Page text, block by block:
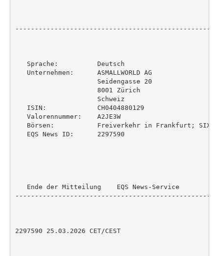
   Sprache:          Deutsch
   Unternehmen:      ASMALLWORLD AG
                     Seidengasse 20
                     8001 Zürich
                     Schweiz
   ISIN:             CH0404880129
   Valorennummer:    A2JE3W
Börsen:           Freiverkehr in Frankfurt; SIX
   EQS News ID:      2297590
   Ende der Mitteilung    EQS News-Service
2297590 25.03.2026 CET/CEST